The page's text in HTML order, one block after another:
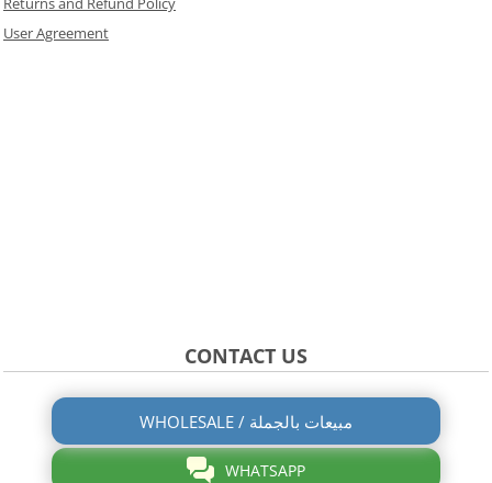
User Agreement
CONTACT US
WHOLESALE / مبيعات بالجملة
WHATSAPP